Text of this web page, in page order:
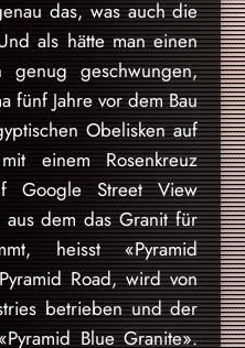
das, was auch die
als hätte man einen
genug geschwungen,
fünf Jahre vor dem Bau
Obelisken auf
einem Rosenkreuz
Google Street View
dem das Granit für
heisst «Pyramid
Road, wird von
betrieben und der
Blue Granite».